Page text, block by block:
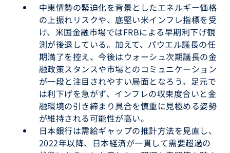
中東情勢の緊迫化を背景としたエネルギー価格
の上振れリスクや、底堅い米インフレ指標を受
け、米国金融市場ではFRBによる早期利下げ観
測が後退している。加えて、パウエル議長の任
期満了を控え、今後はウォーシュ次期議長の金
融政策スタンスや市場とのコミュニケーション
が一段と注目されやすい局面となろう。足元で
は利下げを急がず、インフレの収束度合いと金
融環境の引き締まり具合を慎重に見極める姿勢
が維持される可能性が高い。
日本銀行は需給ギャップの推計方法を見直し、
2022年以降、日本経済が一貫して需要超過の